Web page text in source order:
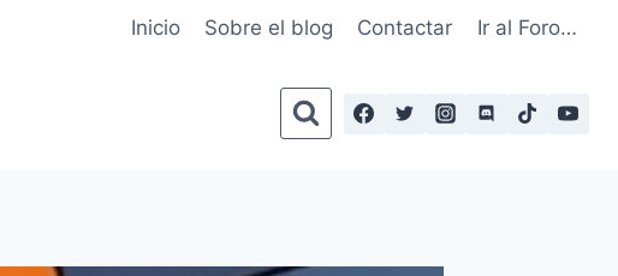
Inicio Sobre el blog Contactar Ir al Foro…